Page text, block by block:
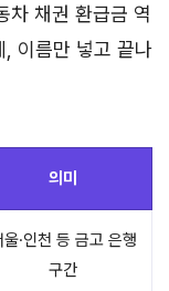
차 채권 환급금 역
이름만 넣고 끝나
의미
울·인천 등 금고 은행
구간